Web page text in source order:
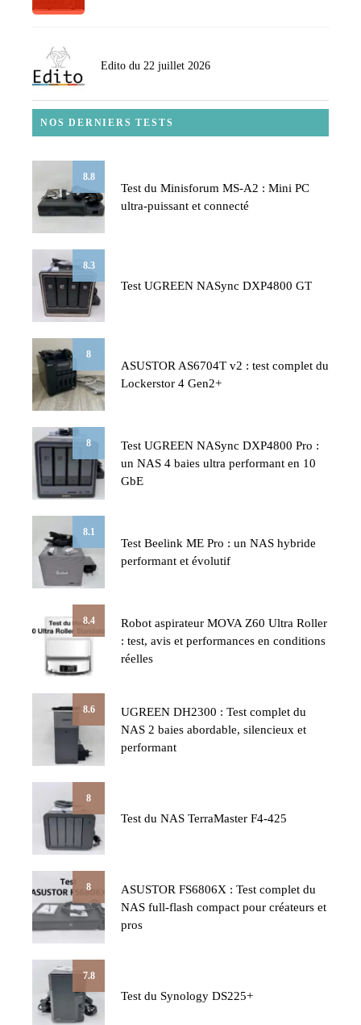
Edito du 22 juillet 2026
NOS DERNIERS TESTS
8.8
Test du Minisforum MS-A2 : Mini PC
ultra-puissant et connecté
8.3
Test UGREEN NASync DXP4800 GT
8
ASUSTOR AS6704T v2 : test complet du
Lockerstor 4 Gen2+
8
Test UGREEN NASync DXP4800 Pro :
un NAS 4 baies ultra performant en 10
GbE
8.1
Test Beelink ME Pro : un NAS hybride
performant et évolutif
8.4
Robot aspirateur MOVA Z60 Ultra Roller
: test, avis et performances en conditions
réelles
8.6
UGREEN DH2300 : Test complet du
NAS 2 baies abordable, silencieux et
performant
8
Test du NAS TerraMaster F4-425
8
ASUSTOR FS6806X : Test complet du
NAS full-flash compact pour créateurs et
pros
7.8
Test du Synology DS225+